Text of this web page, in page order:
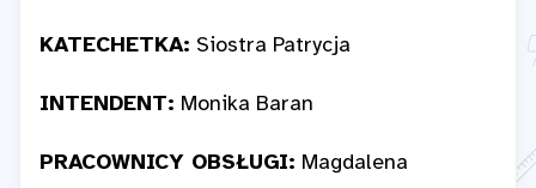
KATECHETKA: Siostra Patrycja
INTENDENT: Monika Baran
PRACOWNICY OBSŁUGI: Magdalena